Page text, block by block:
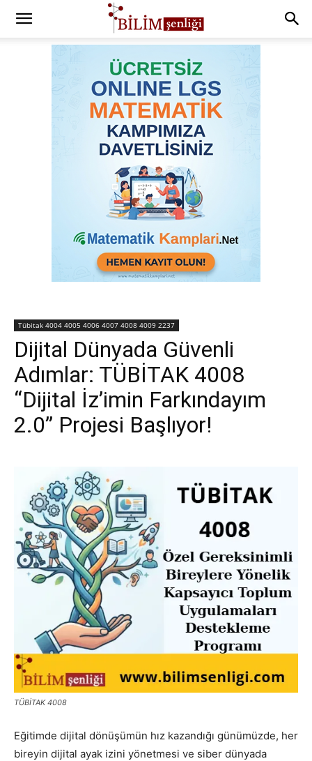
Tübitak 4004 4005 4006 4007 4008 4009 2237
Dijital Dünyada Güvenli
Adımlar: TÜBİTAK 4008
“Dijital İz’imin Farkındayım
2.0” Projesi Başlıyor!
TÜBİTAK 4008
Eğitimde dijital dönüşümün hız kazandığı günümüzde, her
bireyin dijital ayak izini yönetmesi ve siber dünyada